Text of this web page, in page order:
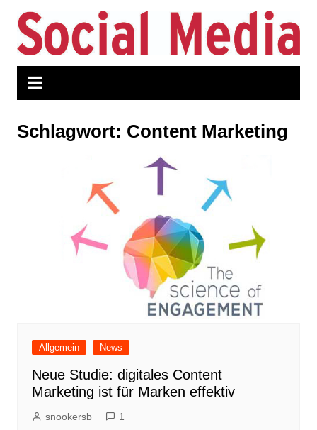
Inhalt
springen
Schlagwort: Content Marketing
Allgemein News
Neue Studie: digitales Content
Marketing ist für Marken effektiv
snookersb 1